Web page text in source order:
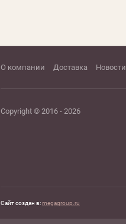
О компании Доставка Новости
Copyright © 2016 - 2026
Сайт создан в:megagroup.ru